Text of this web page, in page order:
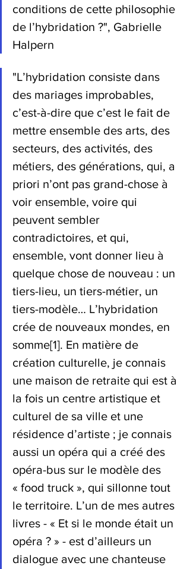
conditions de cette philosophie
de l’hybridation ?", Gabrielle
Halpern
"L’hybridation consiste dans
des mariages improbables,
c’est-à-dire que c’est le fait de
mettre ensemble des arts, des
secteurs, des activités, des
métiers, des générations, qui, a
priori n’ont pas grand-chose à
voir ensemble, voire qui
peuvent sembler
contradictoires, et qui,
ensemble, vont donner lieu à
quelque chose de nouveau : un
tiers-lieu, un tiers-métier, un
tiers-modèle… L’hybridation
crée de nouveaux mondes, en
somme[1]. En matière de
création culturelle, je connais
une maison de retraite qui est à
la fois un centre artistique et
culturel de sa ville et une
résidence d’artiste ; je connais
aussi un opéra qui a créé des
opéra-bus sur le modèle des
« food truck », qui sillonne tout
le territoire. L’un de mes autres
livres - « Et si le monde était un
opéra ? » - est d’ailleurs un
dialogue avec une chanteuse